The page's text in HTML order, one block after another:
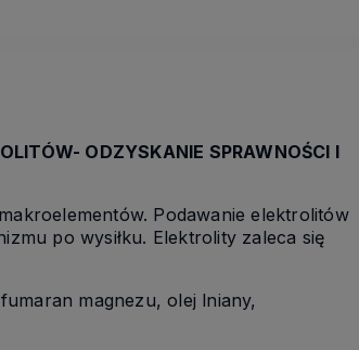
ODZYSKANIE SPRAWNOŚCI I
Podawanie elektrolitów
po wysiłku. Elektrolity zaleca się
magnezu, olej lniany,